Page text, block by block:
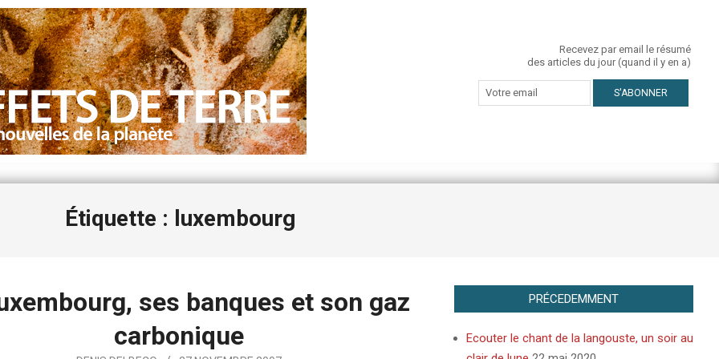
Recevez par email le résumé
des articles du jour (quand il y en a)
Étiquette : luxembourg
ses banques et son gaz
carbonique
PRÉCEDEMMENT
Ecouter le chant de la langouste, un soir au